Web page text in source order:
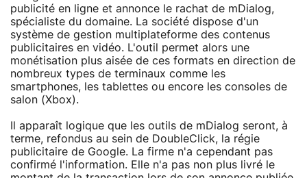
publicité en ligne et annonce le rachat de mDialog,
spécialiste du domaine. La société dispose d'un
système de gestion multiplateforme des contenus
publicitaires en vidéo. L'outil permet alors une
monétisation plus aisée de ces formats en direction de
nombreux types de terminaux comme les
smartphones, les tablettes ou encore les consoles de
salon (Xbox).
Il apparaît logique que les outils de mDialog seront, à
terme, refondus au sein de DoubleClick, la régie
publicitaire de Google. La firme n'a cependant pas
confirmé l'information. Elle n'a pas non plus livré le